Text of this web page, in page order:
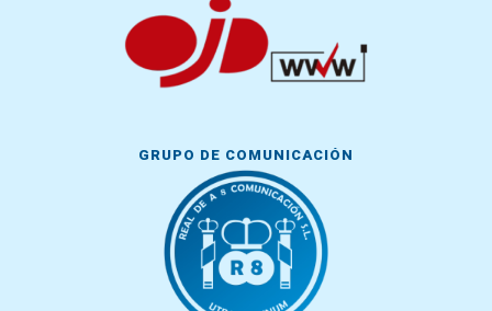
GRUPO DE COMUNICACIÓN